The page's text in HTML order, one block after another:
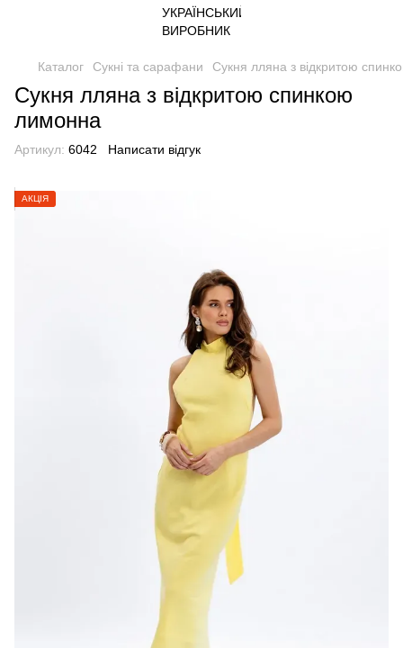
Каталог Сукні та сарафани Сукня лляна з відкритою
Сукня лляна з відкритою спинкою
лимонна
Артикул: 6042 Написати відгук
АКЦІЯ